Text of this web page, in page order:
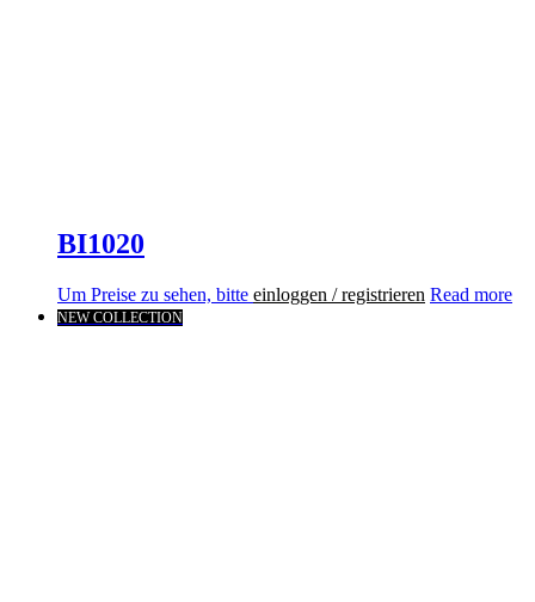
BI1020
Um Preise zu sehen, bitte einloggen / registrieren Read more
NEW COLLECTION